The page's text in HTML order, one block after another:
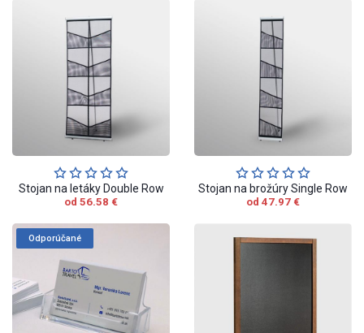
Stojan na letáky Double Row
od 56.58 €
Stojan na brožúry Single Row
od 47.97 €
Odporúčané